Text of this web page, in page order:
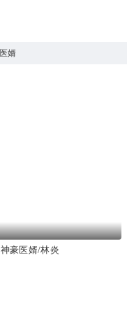
婿
豪医婿/林炎